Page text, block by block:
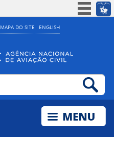
MAPA DO SITE ENGLISH
Simplifique!
Acesso à informação
Legislação